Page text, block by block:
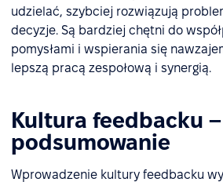
udzielać, szybciej rozwiązują
decyzje. Są bardziej chętni do
pomysłami i wspierania się
lepszą pracą zespołową i synergią.
Kultura feedbacku –
podsumowanie
Wprowadzenie kultury feedbacku